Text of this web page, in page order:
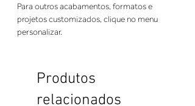
Para outros acabamentos, formatos e
projetos customizados, clique no menu
personalizar.
Produtos
relacionados